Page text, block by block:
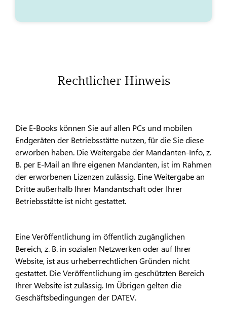
Rechtlicher Hinweis
Die E-Books können Sie auf allen PCs und mobilen
Endgeräten der Betriebsstätte nutzen, für die Sie diese
erworben haben. Die Weitergabe der Mandanten-Info, z.
B. per E-Mail an Ihre eigenen Mandanten, ist im Rahmen
der erworbenen Lizenzen zulässig. Eine Weitergabe an
Dritte außerhalb Ihrer Mandantschaft oder Ihrer
Betriebsstätte ist nicht gestattet.
Eine Veröffentlichung im öffentlich zugänglichen
Bereich, z. B. in sozialen Netzwerken oder auf Ihrer
Website, ist aus urheberrechtlichen Gründen nicht
gestattet. Die Veröffentlichung im geschützten Bereich
Ihrer Website ist zulässig. Im Übrigen gelten die
Geschäftsbedingungen der DATEV.